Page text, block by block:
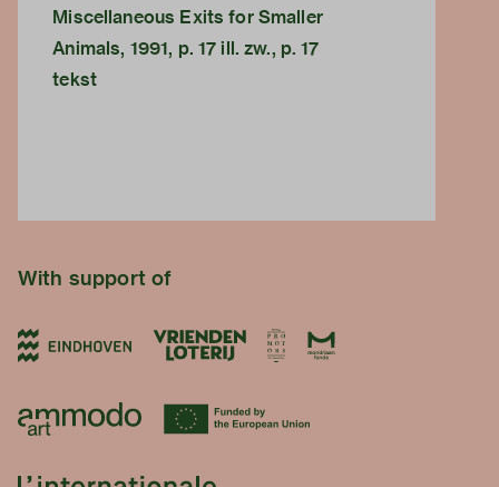
Miscellaneous Exits for Smaller
Animals, 1991, p. 17 ill. zw., p. 17
tekst
With support of